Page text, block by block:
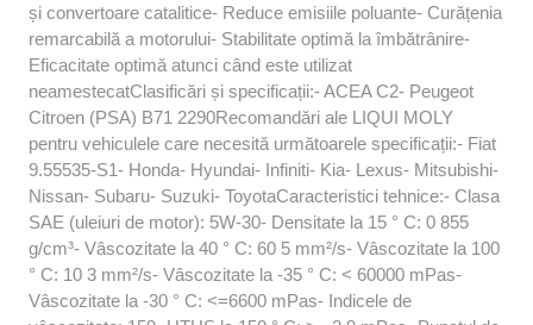
și convertoare catalitice- Reduce emisiile poluante- Curățenia
remarcabilă a motorului- Stabilitate optimă la îmbătrânire-
Eficacitate optimă atunci când este utilizat
neamestecatClasificări și specificații:- ACEA C2- Peugeot
Citroen (PSA) B71 2290Recomandări ale LIQUI MOLY
pentru vehiculele care necesită următoarele specificații:- Fiat
9.55535-S1- Honda- Hyundai- Infiniti- Kia- Lexus- Mitsubishi-
Nissan- Subaru- Suzuki- ToyotaCaracteristici tehnice:- Clasa
SAE (uleiuri de motor): 5W-30- Densitate la 15 ° C: 0 855
g/cm³- Vâscozitate la 40 ° C: 60 5 mm²/s- Vâscozitate la 100
° C: 10 3 mm²/s- Vâscozitate la -35 ° C: < 60000 mPas-
Vâscozitate la -30 ° C: <=6600 mPas- Indicele de